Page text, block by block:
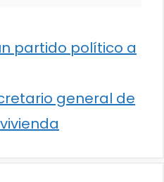
partido político a
general de